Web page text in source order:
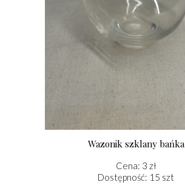
Wazonik szklany bańka
Cena: 3 zł
Dostępność: 15 szt